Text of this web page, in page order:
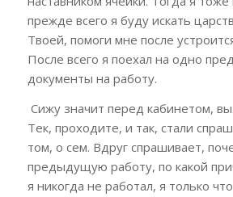
прежде всего я буду искать
Твоей, помоги мне после
После всего я поехал на одно
документы на работу.
Сижу значит перед кабинетом,
Тек, проходите, и так, стали
том, о сем. Вдруг спрашивает,
предыдущую работу, по какой
я никогда не работал, я только